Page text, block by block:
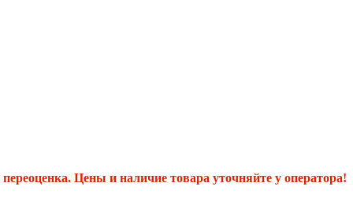
Цены и наличие товара уточняйте у оператора!